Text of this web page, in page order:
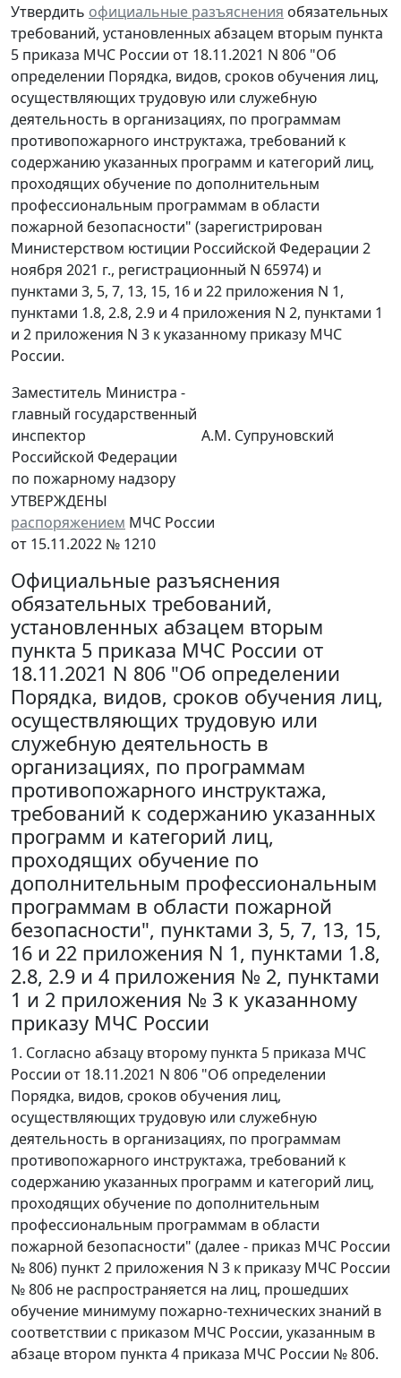
Утвердить официальные разъяснения обязательных
требований, установленных абзацем вторым пункта
5 приказа МЧС России от 18.11.2021 N 806 "Об
определении Порядка, видов, сроков обучения лиц,
осуществляющих трудовую или служебную
деятельность в организациях, по программам
противопожарного инструктажа, требований к
содержанию указанных программ и категорий лиц,
проходящих обучение по дополнительным
профессиональным программам в области
пожарной безопасности" (зарегистрирован
Министерством юстиции Российской Федерации 2
ноября 2021 г., регистрационный N 65974) и
пунктами 3, 5, 7, 13, 15, 16 и 22 приложения N 1,
пунктами 1.8, 2.8, 2.9 и 4 приложения N 2, пунктами 1
и 2 приложения N 3 к указанному приказу МЧС
России.
Заместитель Министра -
главный государственный
инспектор
Российской Федерации
по пожарному надзору
А.М. Супруновский
УТВЕРЖДЕНЫ
распоряжением МЧС России
от 15.11.2022 № 1210
Официальные разъяснения
обязательных требований,
установленных абзацем вторым
пункта 5 приказа МЧС России от
18.11.2021 N 806 "Об определении
Порядка, видов, сроков обучения лиц,
осуществляющих трудовую или
служебную деятельность в
организациях, по программам
противопожарного инструктажа,
требований к содержанию указанных
программ и категорий лиц,
проходящих обучение по
дополнительным профессиональным
программам в области пожарной
безопасности", пунктами 3, 5, 7, 13, 15,
16 и 22 приложения N 1, пунктами 1.8,
2.8, 2.9 и 4 приложения № 2, пунктами
1 и 2 приложения № 3 к указанному
приказу МЧС России
1. Согласно абзацу второму пункта 5 приказа МЧС
России от 18.11.2021 N 806 "Об определении
Порядка, видов, сроков обучения лиц,
осуществляющих трудовую или служебную
деятельность в организациях, по программам
противопожарного инструктажа, требований к
содержанию указанных программ и категорий лиц,
проходящих обучение по дополнительным
профессиональным программам в области
пожарной безопасности" (далее - приказ МЧС России
№ 806) пункт 2 приложения N 3 к приказу МЧС России
№ 806 не распространяется на лиц, прошедших
обучение минимуму пожарно-технических знаний в
соответствии с приказом МЧС России, указанным в
абзаце втором пункта 4 приказа МЧС России № 806.